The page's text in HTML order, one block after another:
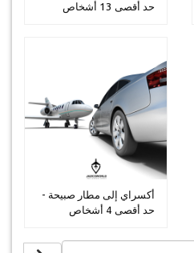
حد أقصى 13 أشخاص
أكسراي إلى مطار صبيحة -
حد أقصى 4 أشخاص